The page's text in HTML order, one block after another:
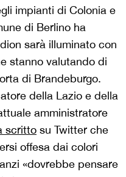
impianti di Colonia e
di Berlino ha
sarà illuminato con
stanno valutando di
di Brandeburgo.
della Lazio e della
amministratore
scritto su Twitter che
offesa dai colori
«dovrebbe pensare